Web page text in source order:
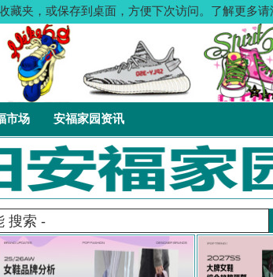
藏夹，或保存到桌面，方便下次访问。了解更多
市场 安福家园资讯